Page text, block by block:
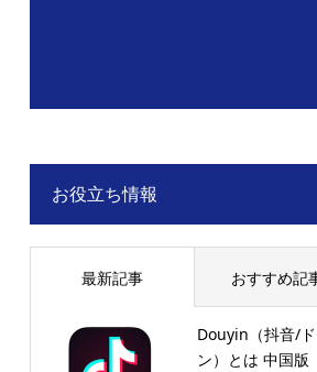
お役立ち情報
最新記事 おすすめ記
Douyin（抖音/
ン）とは 中国版